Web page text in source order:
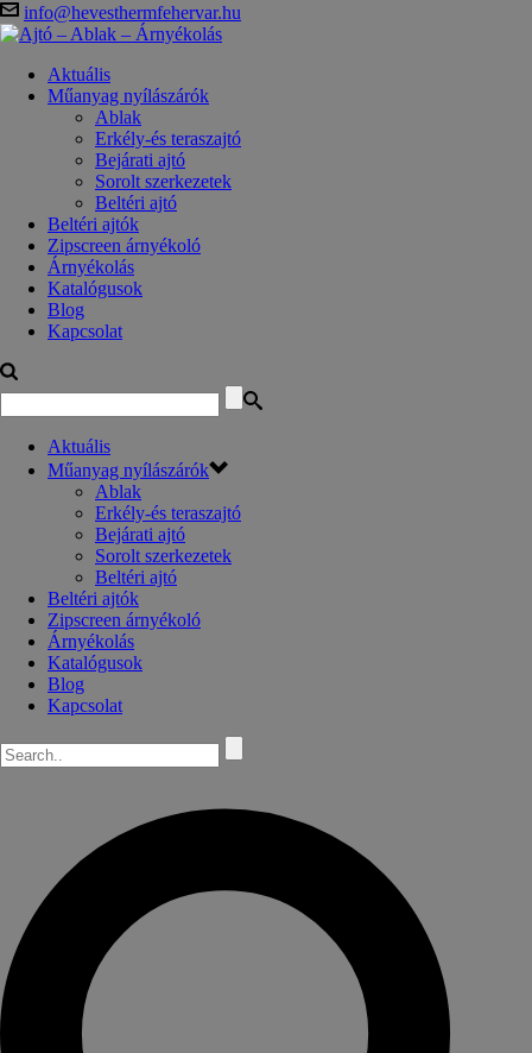
info@hevesthermfehervar.hu
Aktuális
Műanyag nyílászárók
Ablak
Erkély-és teraszajtó
Bejárati ajtó
Sorolt szerkezetek
Beltéri ajtó
Beltéri ajtók
Zipscreen árnyékoló
Árnyékolás
Katalógusok
Blog
Kapcsolat
Aktuális
Műanyag nyílászárók
Ablak
Erkély-és teraszajtó
Bejárati ajtó
Sorolt szerkezetek
Beltéri ajtó
Beltéri ajtók
Zipscreen árnyékoló
Árnyékolás
Katalógusok
Blog
Kapcsolat